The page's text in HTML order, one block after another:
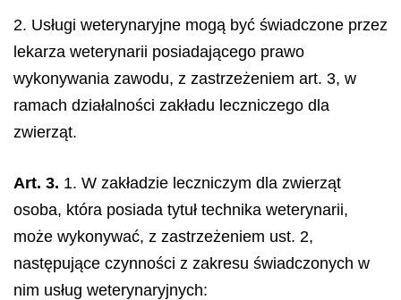
2. Usługi weterynaryjne mogą być świadczone przez
lekarza weterynarii posiadającego prawo
wykonywania zawodu, z zastrzeżeniem art. 3, w
ramach działalności zakładu leczniczego dla
zwierząt.
Art. 3. 1. W zakładzie leczniczym dla zwierząt
osoba, która posiada tytuł technika weterynarii,
może wykonywać, z zastrzeżeniem ust. 2,
następujące czynności z zakresu świadczonych w
nim usług weterynaryjnych: